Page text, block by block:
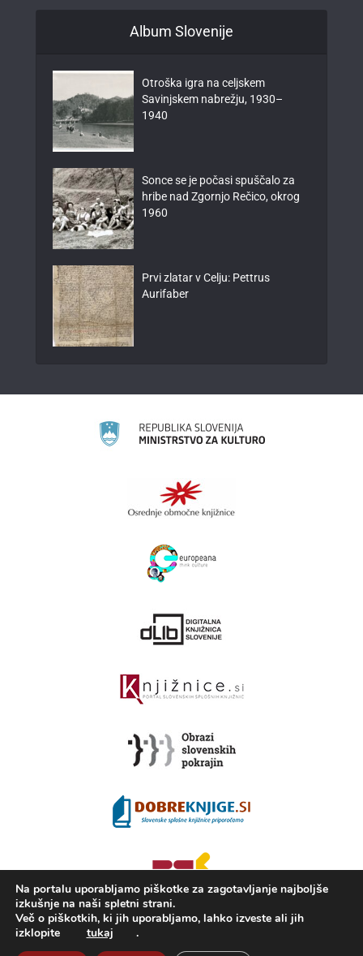
Album Slovenije
Otroška igra na celjskem
Savinjskem nabrežju, 1930–
1940
Sonce se je počasi spuščalo za
hribe nad Zgornjo Rečico, okrog
1960
Prvi zlatar v Celju: Pettrus
Aurifaber
2008 - 2026 © Portal KAMRA
Na portalu uporabljamo piškotke za zagotavljanje najboljše
izkušnje na naši spletni strani.
Več o piškotkih, ki jih uporabljamo, lahko izveste ali jih
izklopite
tukaj .